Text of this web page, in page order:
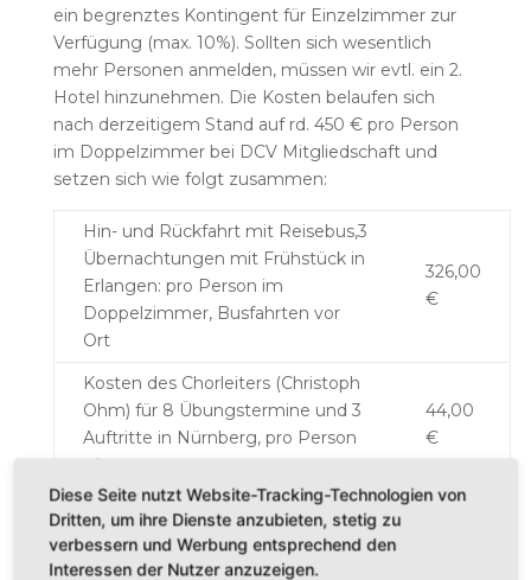
ein begrenztes Kontingent für Einzelzimmer zur
Verfügung (max. 10%). Sollten sich wesentlich
mehr Personen anmelden, müssen wir evtl. ein 2.
Hotel hinzunehmen. Die Kosten belaufen sich
nach derzeitigem Stand auf rd. 450 € pro Person
im Doppelzimmer bei DCV Mitgliedschaft und
setzen sich wie folgt zusammen:
Hin- und Rückfahrt mit Reisebus,3
Übernachtungen mit Frühstück in
Erlangen: pro Person im
Doppelzimmer, Busfahrten vor
Ort
326,00
€
Kosten des Chorleiters (Christoph
Ohm) für 8 Übungstermine und 3
Auftritte in Nürnberg, pro Person
rd.
44,00
€
Early Bird Ticket für Teilnahme am
Chorfest und die Auftritte in
Nürnberg, pro Person (DCV
Diese Seite nutzt Website-Tracking-Technologien von
Dritten, um ihre Dienste anzubieten, stetig zu
verbessern und Werbung entsprechend den
Interessen der Nutzer anzuzeigen.